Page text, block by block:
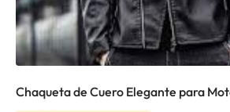
Chaqueta de Cuero Elegante para